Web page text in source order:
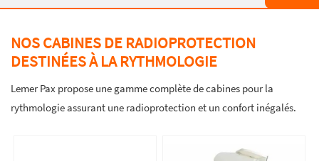
NOS CABINES DE RADIOPROTECTION
DESTINÉES À LA RYTHMOLOGIE
Lemer Pax propose une gamme complète de cabines pour la
rythmologie assurant une radioprotection et un confort inégalés.